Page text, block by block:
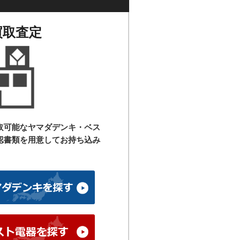
査定
能なヤマダデンキ・ベス
書類を用意してお持ち込み